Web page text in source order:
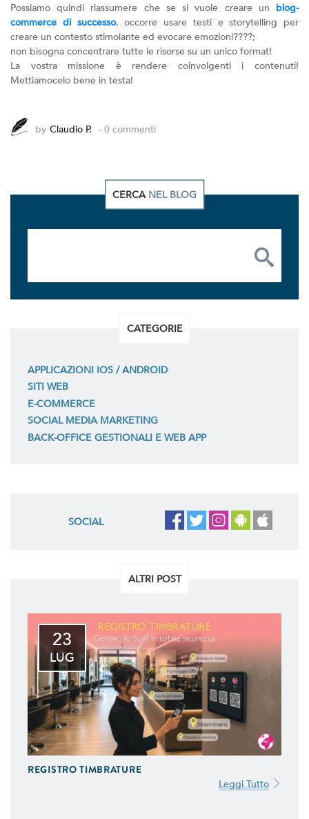
Possiamo quindi riassumere che se si vuole creare un blog-
commerce di successo, occorre usare testi e storytelling per
creare un contesto stimolante ed evocare emozioni????;
non bisogna concentrare tutte le risorse su un unico format!
La vostra missione è rendere coinvolgenti i contenuti!
Mettiamocelo bene in testa!
by Claudio P. - 0 commenti
CERCA NEL BLOG
CATEGORIE
APPLICAZIONI IOS / ANDROID
SITI WEB
E-COMMERCE
SOCIAL MEDIA MARKETING
BACK-OFFICE GESTIONALI E WEB APP
SOCIAL
ALTRI POST
23
LUG
REGISTRO TIMBRATURE
Leggi Tutto